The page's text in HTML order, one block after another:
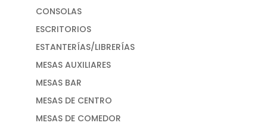
CONSOLAS
ESCRITORIOS
ESTANTERÍAS/LIBRERÍAS
MESAS AUXILIARES
MESAS BAR
MESAS DE CENTRO
MESAS DE COMEDOR